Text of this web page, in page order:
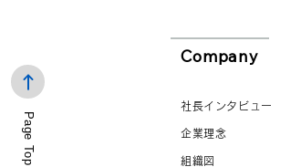
Page Top
Company
社長インタビュー
企業理念
組織図